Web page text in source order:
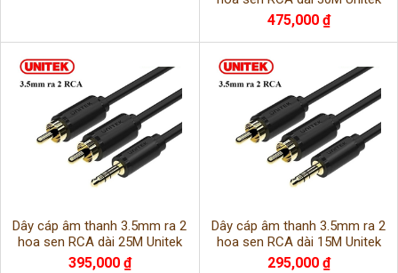
C9028BK
475,000 ₫
Dây cáp âm thanh 3.5mm ra 2
hoa sen RCA dài 25M Unitek
C9027BK
395,000 ₫
Dây cáp âm thanh 3.5mm ra 2
hoa sen RCA dài 15M Unitek
C9025BK
295,000 ₫